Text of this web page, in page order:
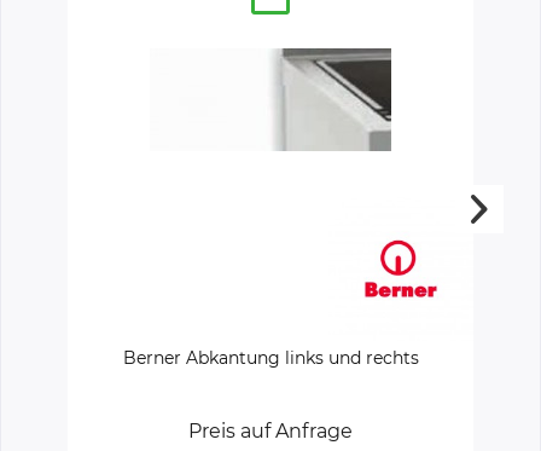
Berner Abkantung links und rechts
Preis auf Anfrage